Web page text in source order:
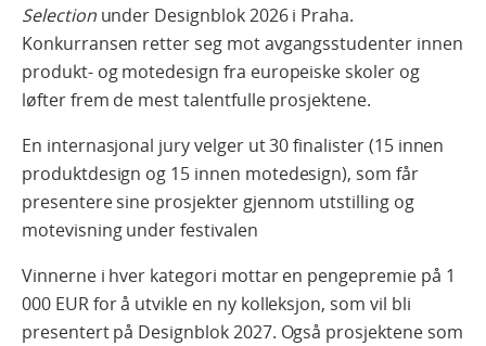
Selectionunder Designblok 2026 i Praha.
Konkurransen retter seg mot avgangsstudenter innen
produkt- og motedesign fra europeiske skoler og
løfter frem de mest talentfulle prosjektene.
En internasjonal jury velger ut 30 finalister (15 innen
produktdesign og 15 innen motedesign), som får
presentere sine prosjekter gjennom utstilling og
motevisning under festivalen
Vinnerne i hver kategori mottar en pengepremie på 1
000 EUR for å utvikle en ny kolleksjon, som vil bli
presentert på Designblok 2027. Også prosjektene som